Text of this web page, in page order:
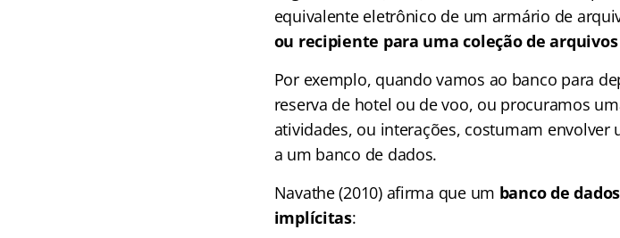
equivalente eletrônico de um armário de
ou recipiente para uma coleção de
Por exemplo, quando vamos ao banco para
reserva de hotel ou de voo, ou procuramos
atividades, ou interações, costumam
a um banco de dados.
Navathe (2010) afirma que um banco de dados
implícitas: